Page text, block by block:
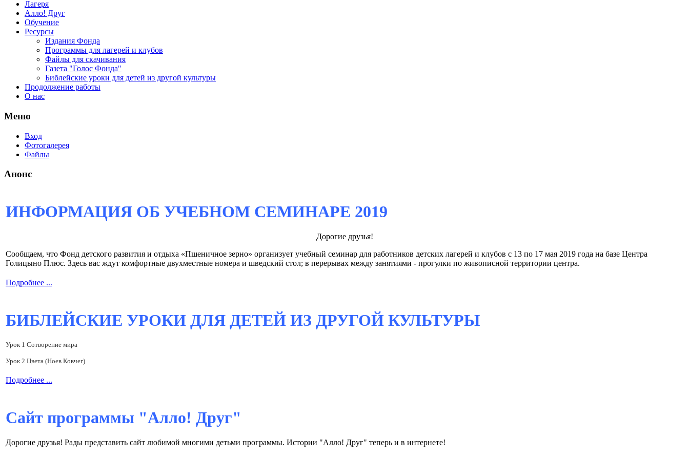
Лагеря
Алло! Друг
Обучение
Ресурсы
Издания Фонда
Программы для лагерей и клубов
Файлы для скачивания
Газета "Голос Фонда"
Библейские уроки для детей из другой культуры
Продолжение работы
О нас
Меню
Вход
Фотогалерея
Файлы
Анонс
ИНФОРМАЦИЯ ОБ УЧЕБНОМ СЕМИНАРЕ 2019
Дорогие друзья!
Сообщаем, что Фонд детского развития и отдыха «Пшеничное зерно» организует учебный семинар для работников детских лагерей и клубов с 13 по 17 мая 2019 года на базе Центра
Голицыно Плюс. Здесь вас ждут комфортные двухместные номера и шведский стол; в перерывах между занятиями - прогулки по живописной территории центра.
Подробнее ...
БИБЛЕЙСКИЕ УРОКИ ДЛЯ ДЕТЕЙ ИЗ ДРУГОЙ КУЛЬТУРЫ
Урок 1 Сотворение мира
Урок 2 Цвета (Ноев Ковчег)
Подробнее ...
Сайт программы "Алло! Друг"
Дорогие друзья! Рады представить сайт любимой многими детьми программы. Истории "Алло! Друг" теперь и в интернете!